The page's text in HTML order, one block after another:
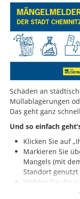
Schäden an
Müllablagerungen
Das geht ganz
Und so einfach
Klicken Sie auf
Markieren Sie
Mangels (mit
Standort genutzt
Wählen Sie die
kurz den